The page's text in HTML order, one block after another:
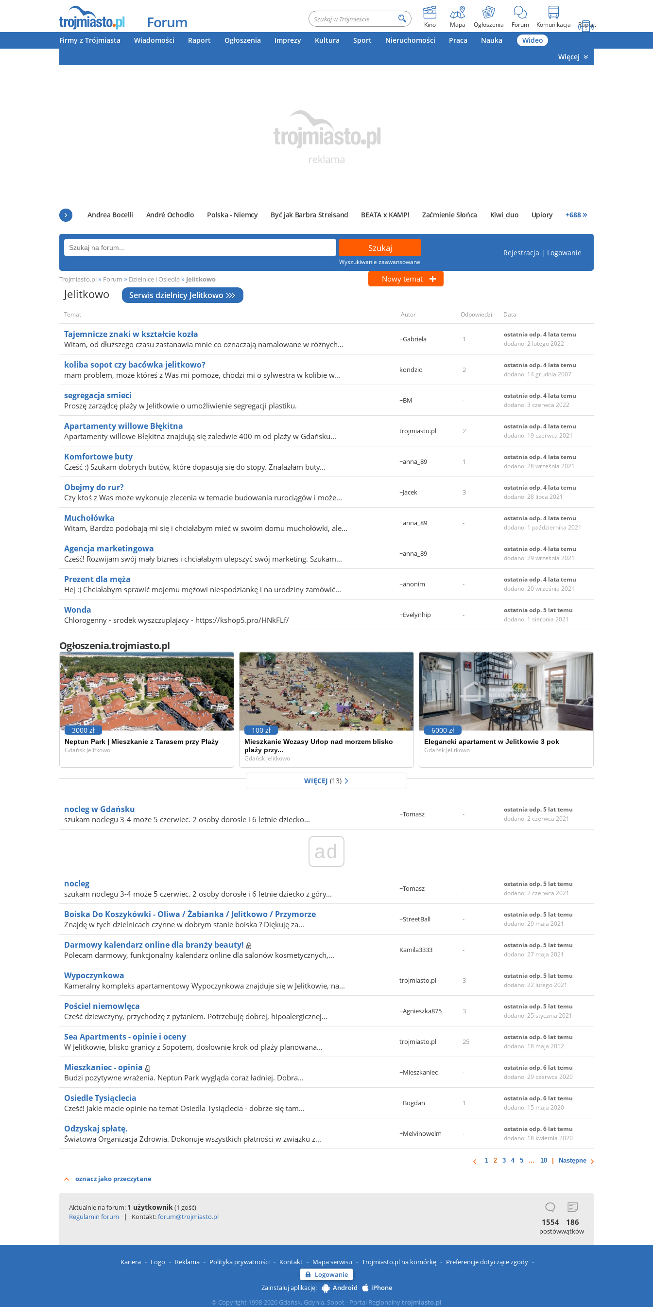
Forum Kino Mapa Ogłoszenia Forum Komunikacja Raport
Firmy z Trójmiasta Wiadomości Raport Ogłoszenia Imprezy Kultura Sport Nieruchomości Praca Nauka
Wideo
Więcej
Andrea Bocelli André Ochodlo Polska - Niemcy Być jak Barbra Streisand BEATA x KAMP! Zaćmienie Słońca Kiwi_duo Upiory +688 »
Wyszukiwanie zaawansowane
Rejestracja | Logowanie
Trojmiasto.pl » Forum » Dzielnice i Osiedla » Jelitkowo Nowy temat
Jelitkowo Serwis dzielnicy Jelitkowo
Temat Autor Odpowiedzi Data
Tajemnicze znaki w kształcie kozła
Witam, od dłuższego czasu zastanawia mnie co oznaczają namalowane w różnych...
~Gabriela 1
ostatnia odp. 4 lata temu
dodano: 2 lutego 2022
koliba sopot czy bacówka jelitkowo?
mam problem, może któreś z Was mi pomoże, chodzi mi o sylwestra w kolibie w...
kondzio 2
ostatnia odp. 4 lata temu
dodano: 14 grudnia 2007
segregacja smieci
Proszę zarządcę plaży w Jelitkowie o umożliwienie segregacji plastiku.
~BM -
ostatnia odp. 4 lata temu
dodano: 3 czerwca 2022
Apartamenty willowe Błękitna
Apartamenty willowe Błękitna znajdują się zaledwie 400 m od plaży w Gdańsku...
trojmiasto.pl 2
ostatnia odp. 4 lata temu
dodano: 19 czerwca 2021
Komfortowe buty
Cześć :) Szukam dobrych butów, które dopasują się do stopy. Znalazłam buty...
~anna_89 1
ostatnia odp. 4 lata temu
dodano: 28 września 2021
Obejmy do rur?
Czy ktoś z Was może wykonuje zlecenia w temacie budowania rurociągów i może...
~Jacek 3
ostatnia odp. 4 lata temu
dodano: 28 lipca 2021
Muchołówka
Witam, Bardzo podobają mi się i chciałabym mieć w swoim domu muchołówki, ale...
~anna_89 -
ostatnia odp. 4 lata temu
dodano: 1 października 2021
Agencja marketingowa
Cześć! Rozwijam swój mały biznes i chciałabym ulepszyć swój marketing. Szukam...
~anna_89 -
ostatnia odp. 4 lata temu
dodano: 29 września 2021
Prezent dla męża
Hej :) Chciałabym sprawić mojemu mężowi niespodziankę i na urodziny zamówić...
~anonim -
ostatnia odp. 4 lata temu
dodano: 20 września 2021
Wonda
Chlorogenny - srodek wyszczuplajacy - https://kshop5.pro/HNkFLf/
~Evelynhip -
ostatnia odp. 5 lat temu
dodano: 1 sierpnia 2021
Ogłoszenia.trojmiasto.pl
Neptun Park | Mieszkanie z Tarasem przy Plaży
3000 zł
Gdańsk Jelitkowo
Mieszkanie Wczasy Urlop nad morzem blisko
plaży przy...
100 zł
Gdańsk Jelitkowo
Elegancki apartament w Jelitkowie 3 pok
6000 zł
Gdańsk Jelitkowo
WIĘCEJ (13)
nocleg w Gdańsku
szukam noclegu 3-4 może 5 czerwiec. 2 osoby dorosłe i 6 letnie dziecko...
~Tomasz -
ostatnia odp. 5 lat temu
dodano: 2 czerwca 2021
ad
nocleg
szukam noclegu 3-4 może 5 czerwiec. 2 osoby dorosłe i 6 letnie dziecko z góry...
~Tomasz -
ostatnia odp. 5 lat temu
dodano: 2 czerwca 2021
Boiska Do Koszykówki - Oliwa / Żabianka / Jelitkowo / Przymorze
Znajdę w tych dzielnicach czynne w dobrym stanie boiska ? Diękuję za...
~StreetBall -
ostatnia odp. 5 lat temu
dodano: 29 maja 2021
Darmowy kalendarz online dla branży beauty!
Polecam darmowy, funkcjonalny kalendarz online dla salonów kosmetycznych,...
Kamila3333 -
ostatnia odp. 5 lat temu
dodano: 27 maja 2021
Wypoczynkowa
Kameralny kompleks apartamentowy Wypoczynkowa znajduje się w Jelitkowie, na...
trojmiasto.pl 3
ostatnia odp. 5 lat temu
dodano: 22 lutego 2021
Pościel niemowlęca
Cześć dziewczyny, przychodzę z pytaniem. Potrzebuję dobrej, hipoalergicznej...
~Agnieszka875 3
ostatnia odp. 5 lat temu
dodano: 25 stycznia 2021
Sea Apartments - opinie i oceny
W Jelitkowie, blisko granicy z Sopotem, dosłownie krok od plaży planowana...
trojmiasto.pl 25
ostatnia odp. 6 lat temu
dodano: 18 maja 2012
Mieszkaniec - opinia
Budzi pozytywne wrażenia. Neptun Park wygląda coraz ładniej. Dobra...
~Mieszkaniec -
ostatnia odp. 6 lat temu
dodano: 29 czerwca 2020
Osiedle Tysiąclecia
Cześć! Jakie macie opinie na temat Osiedla Tysiąclecia - dobrze się tam...
~Bogdan 1
ostatnia odp. 6 lat temu
dodano: 15 maja 2020
Odzyskaj spłatę.
Światowa Organizacja Zdrowia. Dokonuje wszystkich płatności w związku z...
~Melvinowelm -
ostatnia odp. 6 lat temu
dodano: 18 kwietnia 2020
1 2 3 4 5 ... 10 Następne
oznacz jako przeczytane
Aktualnie na forum: 1 użytkownik(1 gość)
Regulamin forum
| Kontakt:forum@trojmiasto.pl
1554
postów
186
wątków
Kariera Logo Reklama Polityka prywatności Kontakt Mapa serwisu Trojmiasto.pl na komórkę
Preferencje dotyczące zgody
Logowanie
Zainstaluj aplikację:
Android
iPhone
© Copyright 1998-2026 Gdańsk, Gdynia, Sopot - Portal Regionalnytrojmiasto.pl